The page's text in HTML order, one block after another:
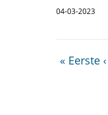
04-03-2023
« Eerste